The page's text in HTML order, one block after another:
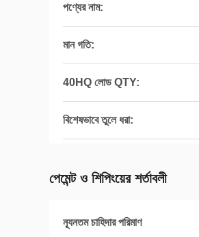
পণ্যের নাম:
মান গতি:
40HQ লোড QTY:
বিশেষভাবে তুলে ধরা:
পেমেন্ট ও শিপিংয়ের শর্তাবলী
ন্যূনতম চাহিদার পরিমাণ